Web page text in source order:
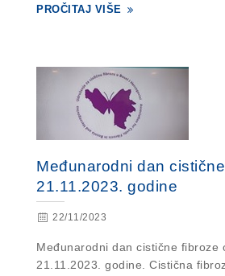
PROČITAJ VIŠE
Međunarodni dan
21.11.2023. godine
22/11/2023
Međunarodni dan cistične fibroze
21.11.2023. godine. Cistična